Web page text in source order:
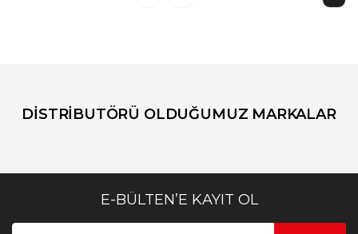
DİSTRİBUTÖRÜ OLDUĞUMUZ MARKALAR
E-BÜLTEN’E KAYIT OL